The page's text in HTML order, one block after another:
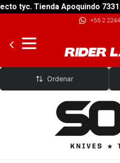
tyc. Tienda Apoquindo 7331.
+56 2
SOG Knives
Ordenar